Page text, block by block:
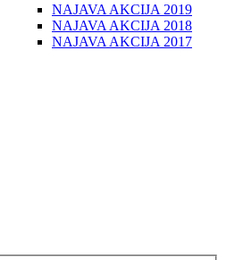
NAJAVA AKCIJA 2019
NAJAVA AKCIJA 2018
NAJAVA AKCIJA 2017